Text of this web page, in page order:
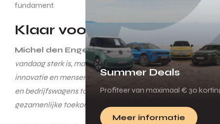
Summer Deals
Profiteer van maximaal € 30
Meer informatie
fundament.
Klaar voor de toekomst
Michel den Engelsen, eigenaar van De Waal
vandaag sterk is, maar ook klaar is voor morgen. We
innovatie en mensen. In combinatie met de dekking en
en bedrijfswagens tot vrachtwagens, leasing, verhuur en
gezamenlijke toekomst.”